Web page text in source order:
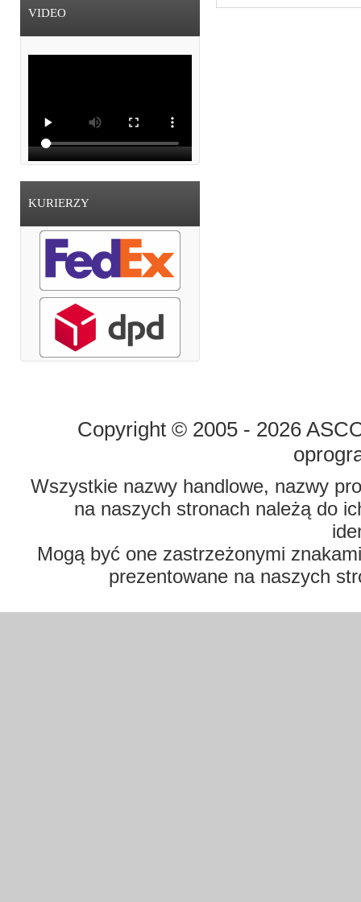
VIDEO
KURIERZY
Copyright © 2005 - 2026
Wszystkie nazwy handlowe, nazwy
na naszych stronach należą do
Mogą być one zastrzeżonymi
prezentowane na naszych